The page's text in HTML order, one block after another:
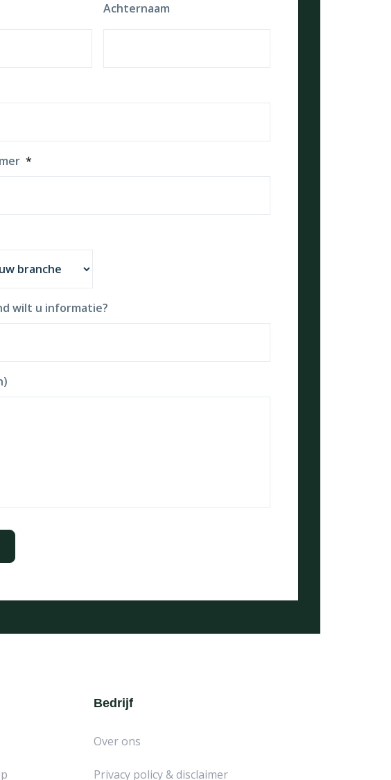
Achternaam
*
wilt u informatie?
Bedrijf
Over ons
Privacy policy & disclaimer